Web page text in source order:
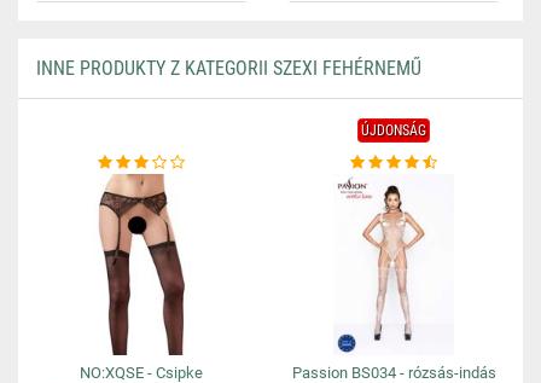
INNE PRODUKTY Z KATEGORII SZEXI FEHÉRNEMŰ
NO:XQSE - Csipke
ÚJDONSÁG
Passion BS034 - rózsás-indás